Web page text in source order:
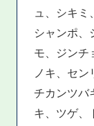
ュ、シキ
シャンポ、
モ、ジンチ
ノキ、セ
チカンツバ
キ、ツゲ、